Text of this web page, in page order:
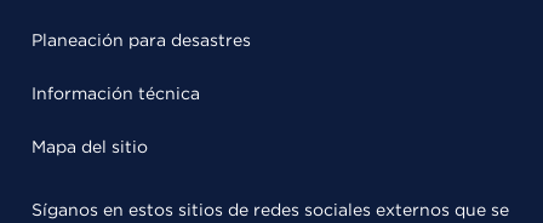
Planeación para desastres
Información técnica
Mapa del sitio
Síganos en estos sitios de redes sociales externos que se